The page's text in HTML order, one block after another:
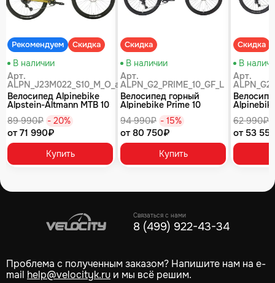
Рекомендуем Скидка
В наличии
Арт.
ALPN_J23M022_S10_M_O_air
Велосипед Alpinebike
Alpstein-Altmann MTB 10
89 990₽ - 20%
от 71 990₽
Купить
Скидка
В наличии
Арт.
ALPN_G2_PRIME_10_GF_L
Велосипед горный
Alpinebike Prime 10
94 990₽ - 15%
от 80 750₽
Купить
Скидка
В
Арт.
62 990₽
от 53
Связаться с нами
8 (499) 922-43-34
Проблема с полученным заказом? Напишите нам на e-
mail help@velocityk.ru и мы всё решим.